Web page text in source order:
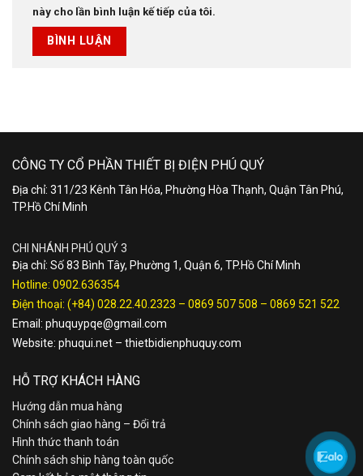
này cho lần bình luận kế tiếp của tôi.
CÔNG TY CỔ PHẦN THIẾT BỊ ĐIỆN PHÚ QUÝ
Địa chỉ: 311/23 Kênh Tân Hóa, Phường Hòa Thạnh, Quận Tân Phú,
TP.Hồ Chí Minh
CHI NHÁNH PHÚ QUÝ 3
Địa chỉ: Số 83 Bình Tây, Phường 1, Quận 6, TP.Hồ Chí Minh
Hotline: 0902.636354
Điện thoại: (+84) 028.22.40.2323 – 0869 507 508 – 0869 521 522
Email: phuquypqe@gmail.com
Website: phuqui.net – thietbidienphuquy.com
HỖ TRỢ KHÁCH HÀNG
Hướng dẫn mua hàng
Chính sách giao hàng – Đổi trả
Hình thức thanh toán
Chính sách ship hàng toàn quốc